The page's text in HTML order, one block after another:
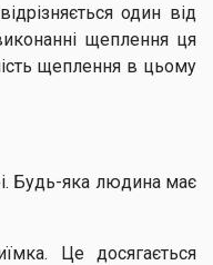
один від
щеплення ця
щеплення в цьому
Будь-яка людина має
Це досягається